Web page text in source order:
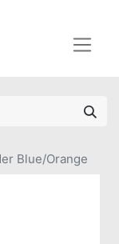
Blue/Orange